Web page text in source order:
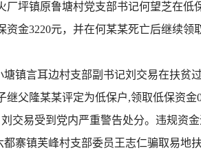
坪镇原鲁塘村党支部书记何望芝在低
资金3220元，并在何某某死亡后继续
镇言耳边村支部副书记刘交易在扶贫
继父隆某某评定为低保户,领取低保资
刘交易受到党内严重警告处分。违规资
寨镇芙峰村支部委员王志仁骗取易地